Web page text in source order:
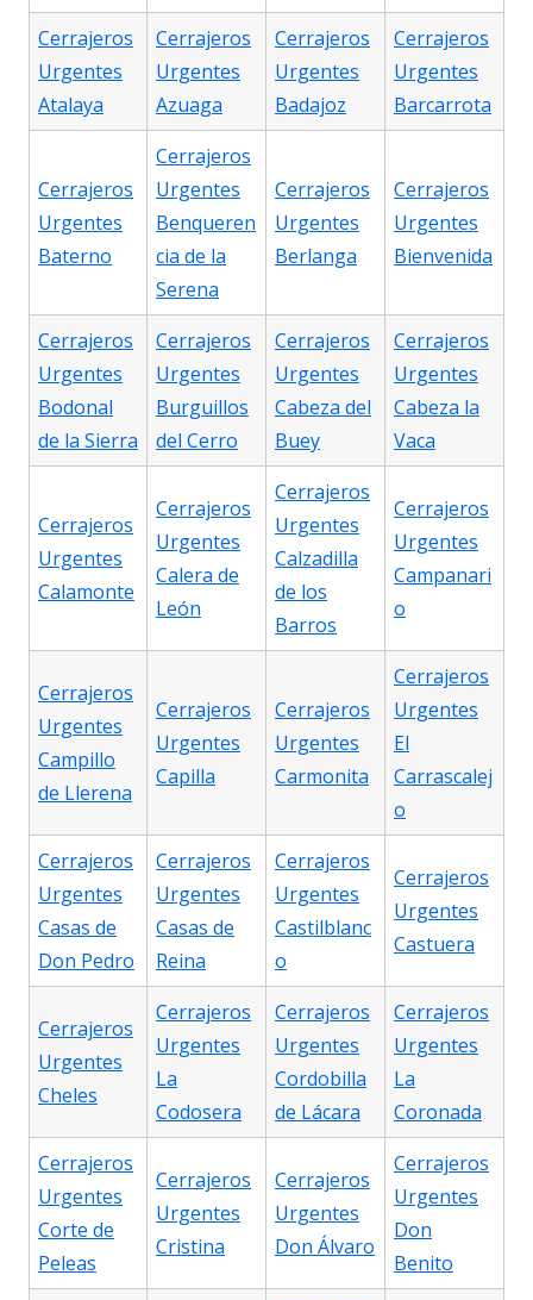
Cerrajeros
Urgentes
Atalaya
Cerrajeros
Urgentes
Azuaga
Cerrajeros
Urgentes
Badajoz
Cerrajeros
Urgentes
Barcarrota
Cerrajeros
Urgentes
Baterno
Cerrajeros
Urgentes
Benqueren
cia de la
Serena
Cerrajeros
Urgentes
Berlanga
Cerrajeros
Urgentes
Bienvenida
Cerrajeros
Urgentes
Bodonal
de la Sierra
Cerrajeros
Urgentes
Burguillos
del Cerro
Cerrajeros
Urgentes
Cabeza del
Buey
Cerrajeros
Urgentes
Cabeza la
Vaca
Cerrajeros
Urgentes
Calamonte
Cerrajeros
Urgentes
Calera de
León
Cerrajeros
Urgentes
Calzadilla
de los
Barros
Cerrajeros
Urgentes
Campanari
o
Cerrajeros
Urgentes
Campillo
de Llerena
Cerrajeros
Urgentes
Capilla
Cerrajeros
Urgentes
Carmonita
Cerrajeros
Urgentes
El
Carrascalej
o
Cerrajeros
Urgentes
Casas de
Don Pedro
Cerrajeros
Urgentes
Casas de
Reina
Cerrajeros
Urgentes
Castilblanc
o
Cerrajeros
Urgentes
Castuera
Cerrajeros
Urgentes
Cheles
Cerrajeros
Urgentes
La
Codosera
Cerrajeros
Urgentes
Cordobilla
de Lácara
Cerrajeros
Urgentes
La
Coronada
Cerrajeros
Urgentes
Corte de
Peleas
Cerrajeros
Urgentes
Cristina
Cerrajeros
Urgentes
Don Álvaro
Cerrajeros
Urgentes
Don
Benito